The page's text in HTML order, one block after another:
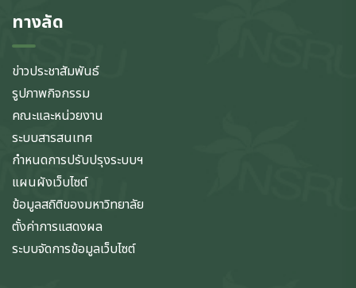
ทางลัด
ข่าวประชาสัมพันธ์
รูปภาพกิจกรรม
คณะและหน่วยงาน
ระบบสารสนเทศ
กำหนดการปรับปรุงระบบฯ
แผนผังเว็บไซต์
ข้อมูลสถิติของมหาวิทยาลัย
ตั้งค่าการแสดงผล
ระบบจัดการข้อมูลเว็บไซต์